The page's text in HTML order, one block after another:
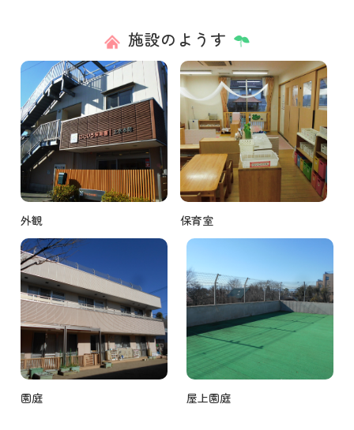
施設のようす
外観 保育室
園庭 屋上園庭